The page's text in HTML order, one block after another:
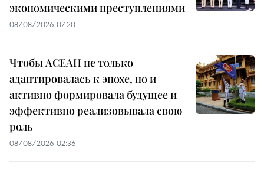
экономическими преступлениями
08/08/2026 07:20
Чтобы АСЕАН не только
адаптировалась к эпохе, но и
активно формировала будущее и
эффективно реализовывала свою
роль
08/08/2026 02:36